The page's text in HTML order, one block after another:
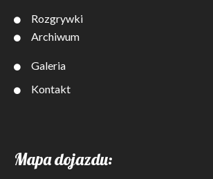
Rozgrywki
Archiwum
Galeria
Kontakt
Mapa dojazdu: